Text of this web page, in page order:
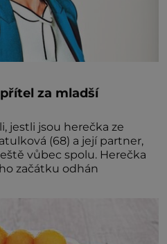
za mladší
jestli jsou herečka ze
(68) a její partner,
spolu. Herečka
začátku odhán